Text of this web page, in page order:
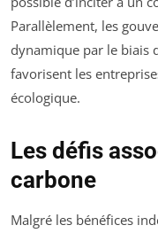
Parallèlement, les
dynamique par le biais
favorisent les
écologique.
Les défis
carbone
Malgré les bénéfices